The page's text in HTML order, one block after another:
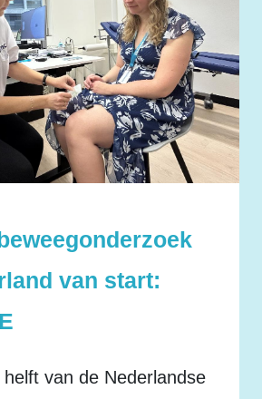
van start:
van de Nederlandse